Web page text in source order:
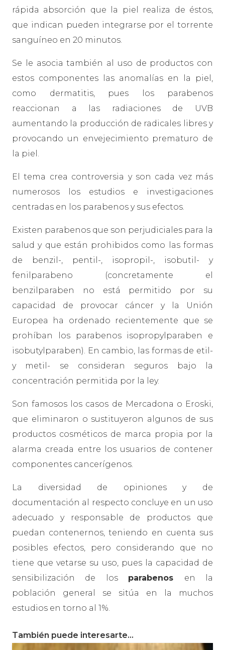
rápida absorción que la piel realiza de éstos,
que indican pueden integrarse por el torrente
sanguíneo en 20 minutos.
Se le asocia también al uso de productos con
estos componentes las anomalías en la piel,
como dermatitis, pues los parabenos
reaccionan a las radiaciones de UVB
aumentando la producción de radicales libres y
provocando un envejecimiento prematuro de
la piel.
El tema crea controversia y son cada vez más
numerosos los estudios e investigaciones
centradas en los parabenos y sus efectos.
Existen parabenos que son perjudiciales para la
salud y que están prohibidos como las formas
de benzil-, pentil-, isopropil-, isobutil- y
fenilparabeno (concretamente el
benzilparaben no está permitido por su
capacidad de provocar cáncer y la Unión
Europea ha ordenado recientemente que se
prohíban los parabenos isopropylparaben e
isobutylparaben). En cambio, las formas de etil-
y metil- se consideran seguros bajo la
concentración permitida por la ley.
Son famosos los casos de Mercadona o Eroski,
que eliminaron o sustituyeron algunos de sus
productos cosméticos de marca propia por la
alarma creada entre los usuarios de contener
componentes cancerígenos.
La diversidad de opiniones y de
documentación al respecto concluye en un uso
adecuado y responsable de productos que
puedan contenernos, teniendo en cuenta sus
posibles efectos, pero considerando que no
tiene que vetarse su uso, pues la capacidad de
sensibilización de los parabenos
en la
población general se sitúa en la muchos
estudios en torno al 1%.
También puede interesarte…